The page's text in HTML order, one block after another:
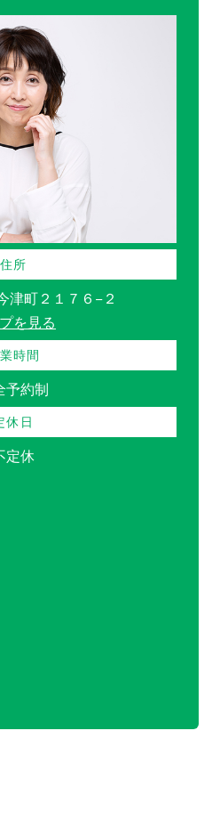
住所
津町２１７６−２
を見る
時間
予約制
休日
定休